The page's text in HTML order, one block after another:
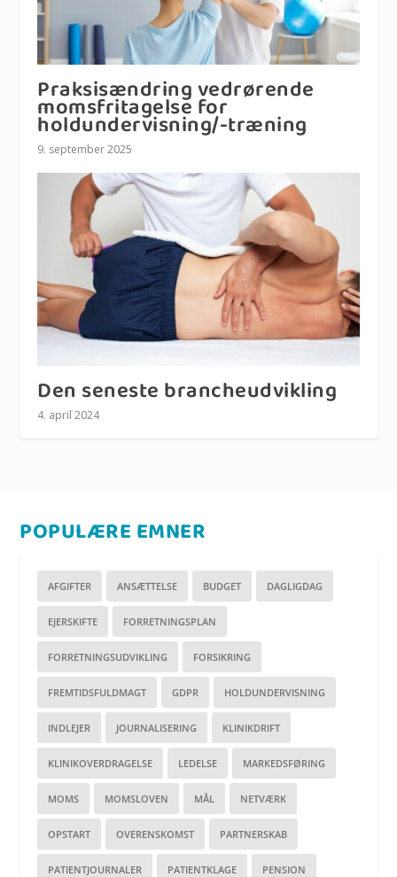
Praksisændring vedrørende
momsfritagelse for
holdundervisning/-træning
9. september 2025
Den seneste brancheudvikling
4. april 2024
POPULÆRE EMNER
AFGIFTER ANSÆTTELSE BUDGET DAGLIGDAG
EJERSKIFTE FORRETNINGSPLAN
FORRETNINGSUDVIKLING FORSIKRING
FREMTIDSFULDMAGT GDPR HOLDUNDERVISNING
INDLEJER JOURNALISERING KLINIKDRIFT
KLINIKOVERDRAGELSE LEDELSE MARKEDSFØRING
MOMS MOMSLOVEN MÅL NETVÆRK
OPSTART OVERENSKOMST PARTNERSKAB
PATIENTJOURNALER PATIENTKLAGE PENSION